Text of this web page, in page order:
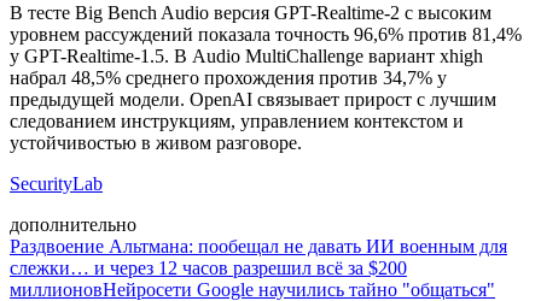
В тесте Big Bench Audio версия GPT-Realtime-2 с высоким
уровнем рассуждений показала точность 96,6% против 81,4%
у GPT-Realtime-1.5. В Audio MultiChallenge вариант xhigh
набрал 48,5% среднего прохождения против 34,7% у
предыдущей модели. OpenAI связывает прирост с лучшим
следованием инструкциям, управлением контекстом и
устойчивостью в живом разговоре.
SecurityLab
дополнительно
Раздвоение Альтмана: пообещал не давать ИИ военным для
слежки… и через 12 часов разрешил всё за $200
миллионовНейросети Google научились тайно "общаться"